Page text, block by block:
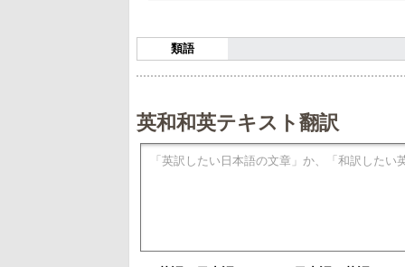
類語
英和和英テキスト翻訳